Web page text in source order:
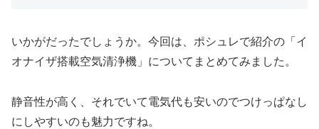
いかがだったでしょうか。今回は、ポシュレで紹介の「イ
オナイザ搭載空気清浄機」についてまとめてみました。
静音性が高く、それでいて電気代も安いのでつけっぱなし
にしやすいのも魅力ですね。